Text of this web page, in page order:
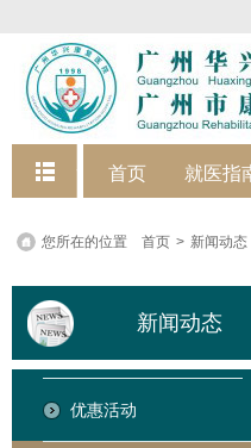
快捷菜单
首页 就医指
您所在的位置 首页 > 新闻动态
新闻动态
优惠活动